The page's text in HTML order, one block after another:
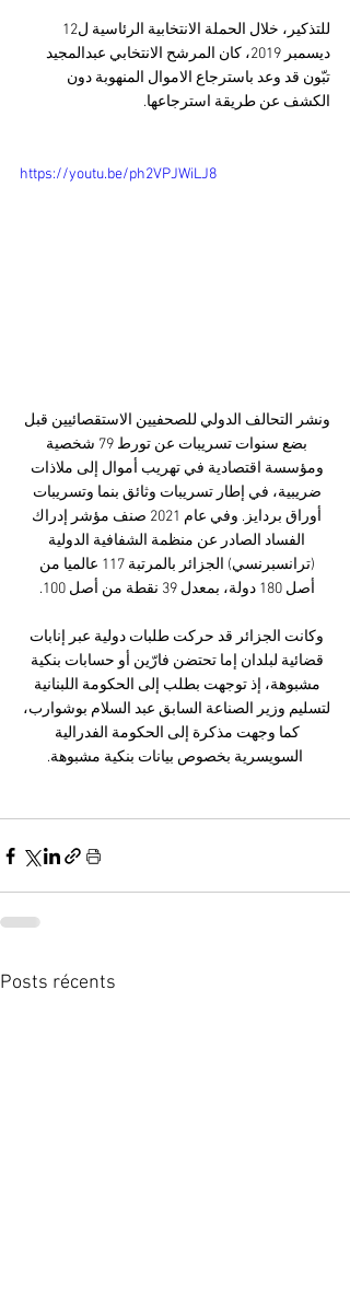
ديسمبر 2019، كان المرشح الانتخابي عبدالمجيد
تبّون قد وعد باسترجاع الاموال المنهوبة دون
الكشف عن طريقة استرجاعها.
https://youtu.be/ph2VPJWiLJ8
ونشر التحالف الدولي للصحفيين الاستقصائيين قبل
بضع سنوات تسريبات عن تورط 79 شخصية
ومؤسسة اقتصادية في تهريب أموال إلى ملاذات
ضريبية، في إطار تسريبات وثائق بنما وتسريبات
أوراق بردايز. وفي عام 2021 صنف مؤشر إدراك
الفساد الصادر عن منظمة الشفافية الدولية
(ترانسبرنسي) الجزائر بالمرتبة 117 عالميا من
أصل 180 دولة، بمعدل 39 نقطة من أصل 100.
وكانت الجزائر قد حركت طلبات دولية عبر إنابات
قضائية لبلدان إما تحتضن فارّين أو حسابات بنكية
مشبوهة، إذ توجهت بطلب إلى الحكومة اللبنانية
لتسليم وزير الصناعة السابق عبد السلام بوشوارب،
كما وجهت مذكرة إلى الحكومة الفدرالية
السويسرية بخصوص بيانات بنكية مشبوهة.
Posts récents